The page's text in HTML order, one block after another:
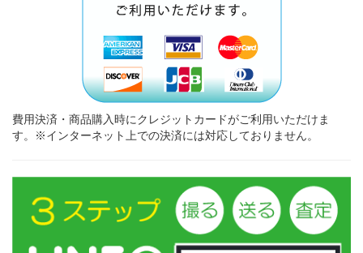
費用決済・商品購入時にクレジットカードがご利用いただけま
す。※インターネット上での決済には対応しておりません。